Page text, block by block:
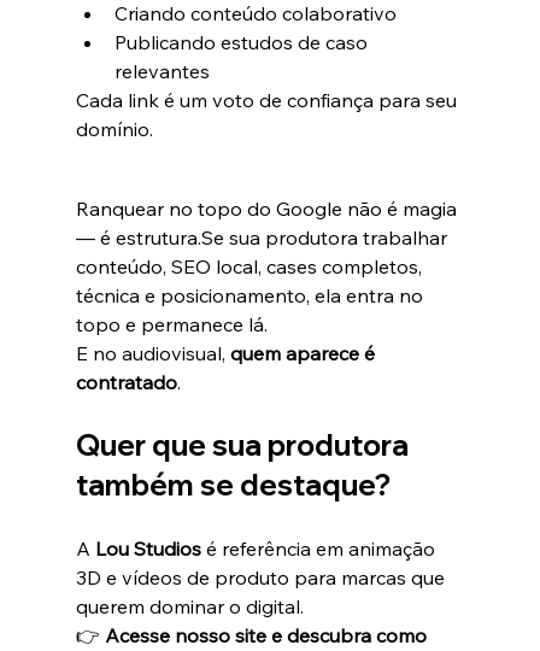
Criando conteúdo colaborativo
Publicando estudos de caso
relevantes
Cada link é um voto de confiança para seu
domínio.
Ranquear no topo do Google não é magia
— é estrutura.Se sua produtora trabalhar
conteúdo, SEO local, cases completos,
técnica e posicionamento, ela entra no
topo e permanece lá.
E no audiovisual, quem aparece é
contratado.
Quer que sua produtora
também se destaque?
A Lou Studios é referência em animação
3D e vídeos de produto para marcas que
querem dominar o digital.
👉 Acesse nosso site e descubra como